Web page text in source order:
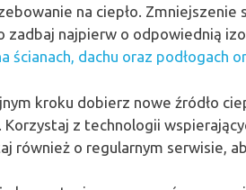
na ciepło. Zmniejszenie
zadbaj najpierw o odpowiednią
ścianach, dachu oraz podłogach
kroku dobierz nowe źródło
Korzystaj z technologii
również o regularnym serwisie,